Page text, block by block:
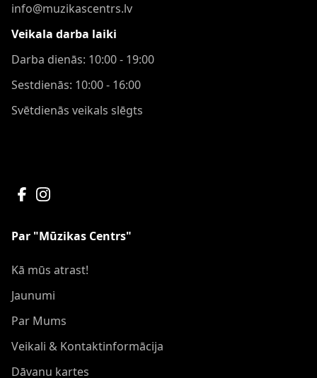
info@muzikascentrs.lv
Veikala darba laiki
Darba dienās: 10:00 - 19:00
Sestdienās: 10:00 - 16:00
Svētdienās veikals slēgts
Par "Mūzikas Centrs"
Kā mūs atrast!
Jaunumi
Par Mums
Veikali & Kontaktinformācija
Dāvanu kartes